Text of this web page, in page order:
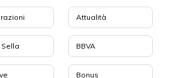
Attualità
BBVA
Bonus